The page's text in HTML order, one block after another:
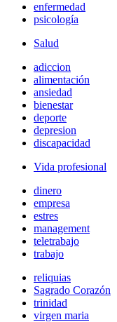
enfermedad
psicología
Salud
adiccion
alimentación
ansiedad
bienestar
deporte
depresion
discapacidad
Vida profesional
dinero
empresa
estres
management
teletrabajo
trabajo
reliquias
Sagrado Corazón
trinidad
virgen maria